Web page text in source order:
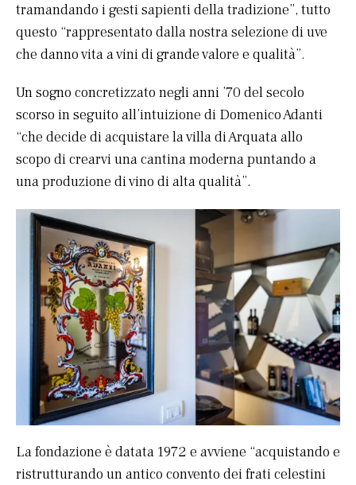
tramandando i gesti sapienti della tradizione”, tutto
questo “rappresentato dalla nostra selezione di uve
che danno vita a vini di grande valore e qualità”.
Un sogno concretizzato negli anni ’70 del secolo
scorso in seguito all’intuizione di Domenico Adanti
“che decide di acquistare la villa di Arquata allo
scopo di crearvi una cantina moderna puntando a
una produzione di vino di alta qualità”.
La fondazione è datata 1972 e avviene “acquistando e
ristrutturando un antico convento dei frati celestini